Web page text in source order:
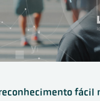
fácil